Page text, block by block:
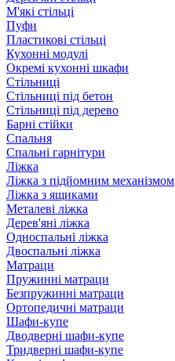
М'які стільці
Пуфи
Пластикові стільці
Кухонні модулі
Окремі кухонні шкафи
Стільниці
Стільниці під бетон
Стільниці під дерево
Барні стійки
Спальня
Спальні гарнітури
Ліжка
Ліжка з підйомним механізмом
Ліжка з ящиками
Металеві ліжка
Дерев'яні ліжка
Односпальні ліжка
Двоспальні ліжка
Матраци
Пружинні матраци
Безпружинні матраци
Ортопедичні матраци
Шафи-купе
Дводверні шафи-купе
Тридверні шафи-купе